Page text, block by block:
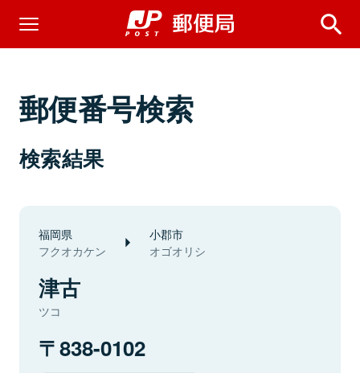
郵便番号検索
検索結果
福岡県
フクオカケン
小郡市
オゴオリシ
津古
ツコ
838-0102